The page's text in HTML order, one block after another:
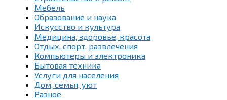
Мебель
Образование и наука
Искусство и культура
Медицина, здоровье, красота
Отдых, спорт, развлечения
Компьютеры и электроника
Бытовая техника
Услуги для населения
Дом, семья, уют
Разное